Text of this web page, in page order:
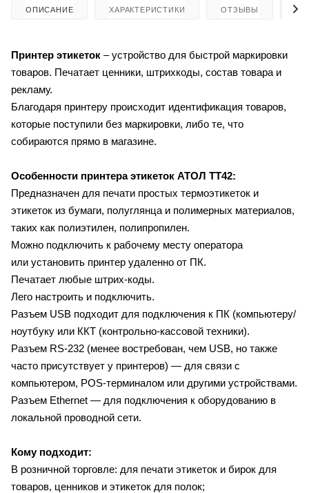
ОПИСАНИЕ ХАРАКТЕРИСТИКИ ОТЗЫВЫ
Принтер этикеток – устройство для быстрой маркировки
товаров. Печатает ценники, штрихкоды, состав товара и
рекламу.
Благодаря принтеру происходит идентификация товаров,
которые поступили без маркировки, либо те, что
собираются прямо в магазине.
Особенности принтера этикеток АТОЛ ТТ42:
Предназначен для печати простых термоэтикеток и
этикеток из бумаги, полуглянца и полимерных материалов,
таких как полиэтилен, полипропилен.
Можно подключить к рабочему месту оператора
или установить принтер удаленно от ПК.
Печатает любые штрих-коды.
Лего настроить и подключить.
Разъем USB подходит для подключения к ПК (компьютеру/
ноутбуку или ККТ (контрольно-кассовой техники).
Разъем RS-232 (менее востребован, чем USB, но также
часто присутствует у принтеров) — для связи с
компьютером, POS-терминалом или другими устройствами.
Разъем Ethernet — для подключения к оборудованию в
локальной проводной сети.
Кому подходит:
В розничной торговле: для печати этикеток и бирок для
товаров, ценников и этикеток для полок;